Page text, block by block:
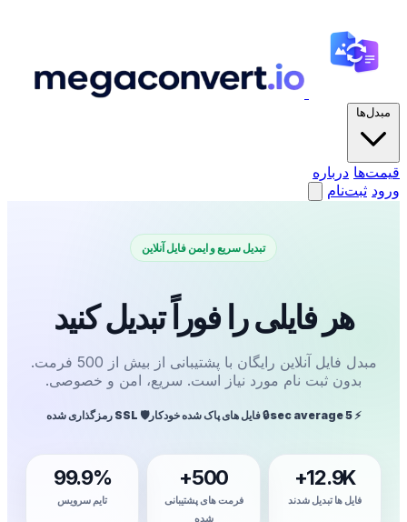
مبدل‌ها
قیمت‌ها درباره
ورود ثبت‌نام
تبدیل سریع و ایمن فایل آنلاین
هر فایلی را فوراً تبدیل کنید
مبدل فایل آنلاین رایگان با پشتیبانی از بیش از 500 فرمت.
بدون ثبت نام مورد نیاز است. سریع، امن و خصوصی.
⚡ 5 sec average 🔒 فایل های پاک شده خودکار🛡️ SSL رمزگذاری شده
12.9K+
فایل ها تبدیل شدند
500+
فرمت های پشتیبانی
شده
99.9%
تایم سرویس